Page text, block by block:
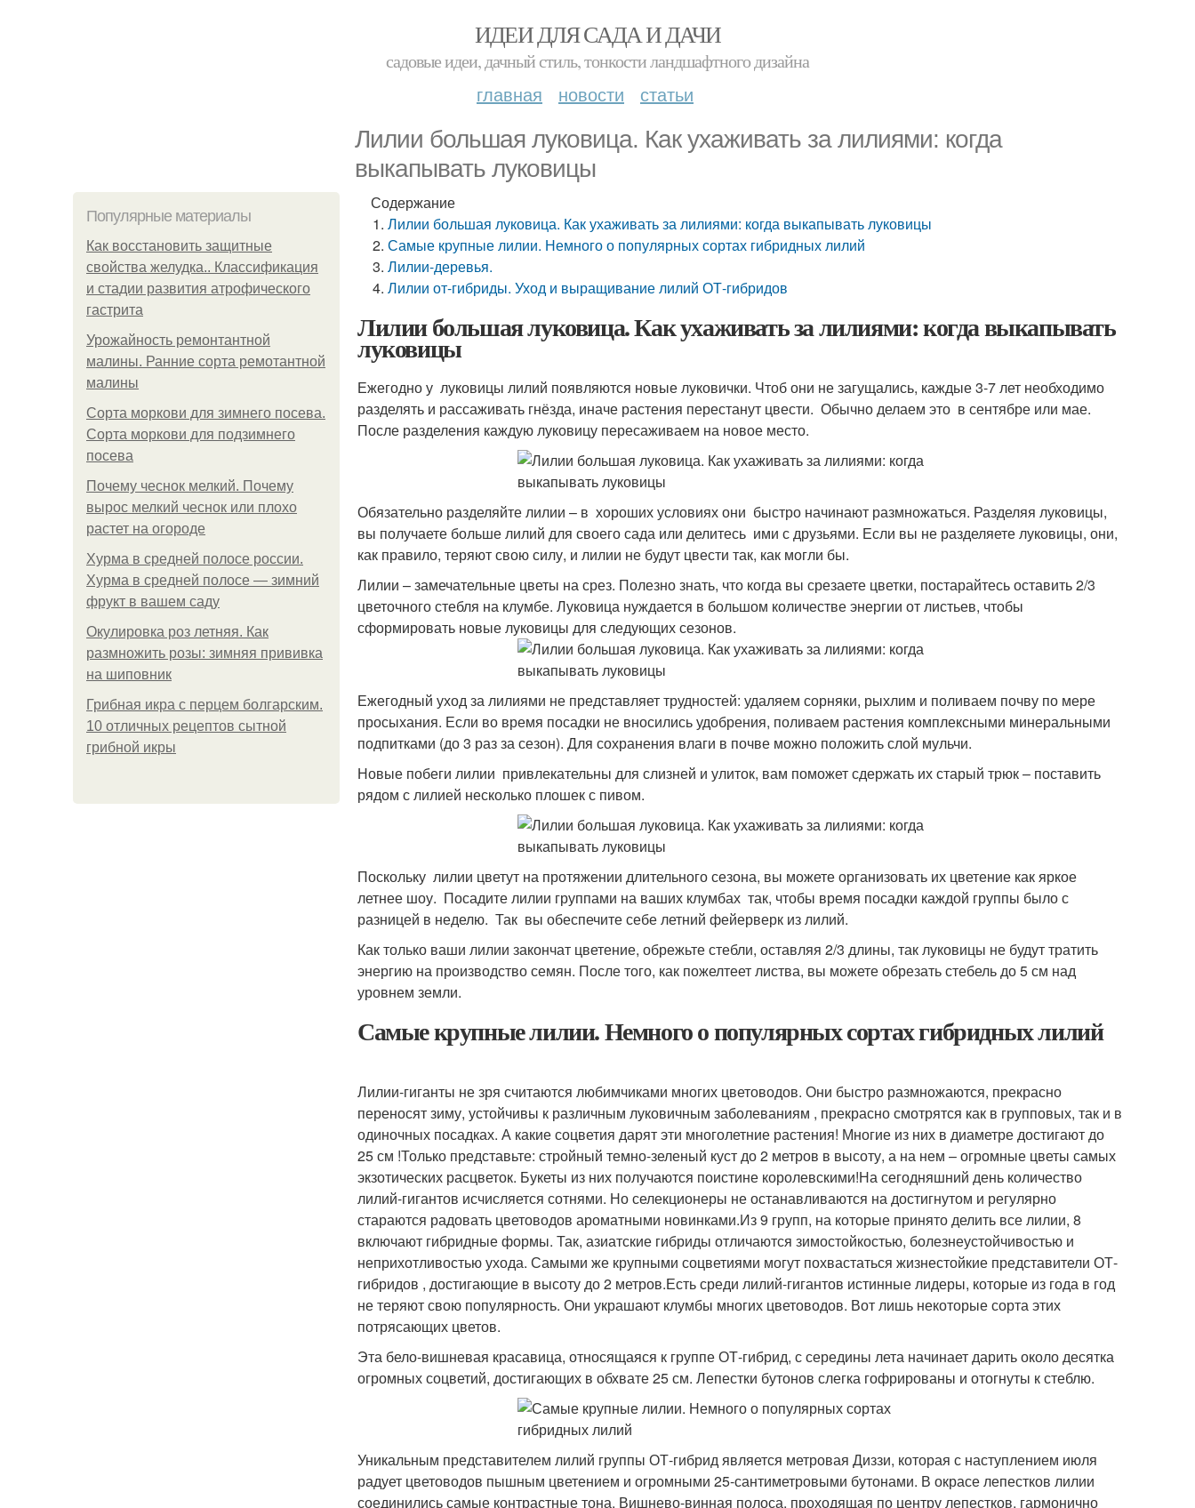
ИДЕИ ДЛЯ САДА И ДАЧИ
садовые идеи, дачный стиль, тонкости ландшафтного дизайна
главная новости статьи
Лилии большая луковица. Как ухаживать за лилиями: когда
выкапывать луковицы
Популярные материалы
Как восстановить защитные
свойства желудка.. Классификация
и стадии развития атрофического
гастрита
Урожайность ремонтантной
малины. Ранние сорта ремотантной
малины
Сорта моркови для зимнего посева.
Сорта моркови для подзимнего
посева
Почему чеснок мелкий. Почему
вырос мелкий чеснок или плохо
растет на огороде
Хурма в средней полосе россии.
Хурма в средней полосе — зимний
фрукт в вашем саду
Окулировка роз летняя. Как
размножить розы: зимняя прививка
на шиповник
Грибная икра с перцем болгарским.
10 отличных рецептов сытной
грибной икры
Содержание
Лилии большая луковица. Как ухаживать за лилиями: когда выкапывать луковицы
Самые крупные лилии. Немного о популярных сортах гибридных лилий
Лилии-деревья.
Лилии от-гибриды. Уход и выращивание лилий ОТ-гибридов
Лилии большая луковица. Как ухаживать за лилиями: когда выкапывать
луковицы
Ежегодно у луковицы лилий появляются новые луковички. Чтоб они не загущались, каждые 3-7 лет необходимо
разделять и рассаживать гнёзда, иначе растения перестанут цвести. Обычно делаем это в сентябре или мае.
После разделения каждую луковицу пересаживаем на новое место.
Обязательно разделяйте лилии – в хороших условиях они быстро начинают размножаться. Разделяя луковицы,
вы получаете больше лилий для своего сада или делитесь ими с друзьями. Если вы не разделяете луковицы, они,
как правило, теряют свою силу, и лилии не будут цвести так, как могли бы.
Лилии – замечательные цветы на срез. Полезно знать, что когда вы срезаете цветки, постарайтесь оставить 2/3
цветочного стебля на клумбе. Луковица нуждается в большом количестве энергии от листьев, чтобы
сформировать новые луковицы для следующих сезонов.
Ежегодный уход за лилиями не представляет трудностей: удаляем сорняки, рыхлим и поливаем почву по мере
просыхания. Если во время посадки не вносились удобрения, поливаем растения комплексными минеральными
подпитками (до 3 раз за сезон). Для сохранения влаги в почве можно положить слой мульчи.
Новые побеги лилии привлекательны для слизней и улиток, вам поможет сдержать их старый трюк – поставить
рядом с лилией несколько плошек с пивом.
Поскольку лилии цветут на протяжении длительного сезона, вы можете организовать их цветение как яркое
летнее шоу. Посадите лилии группами на ваших клумбах так, чтобы время посадки каждой группы было с
разницей в неделю. Так вы обеспечите себе летний фейерверк из лилий.
Как только ваши лилии закончат цветение, обрежьте стебли, оставляя 2/3 длины, так луковицы не будут тратить
энергию на производство семян. После того, как пожелтеет листва, вы можете обрезать стебель до 5 см над
уровнем земли.
Самые крупные лилии. Немного о популярных сортах гибридных лилий
Лилии-гиганты не зря считаются любимчиками многих цветоводов. Они быстро размножаются, прекрасно
переносят зиму, устойчивы к различным луковичным заболеваниям , прекрасно смотрятся как в групповых, так и в
одиночных посадках. А какие соцветия дарят эти многолетние растения! Многие из них в диаметре достигают до
25 см !Только представьте: стройный темно-зеленый куст до 2 метров в высоту, а на нем – огромные цветы самых
экзотических расцветок. Букеты из них получаются поистине королевскими!На сегодняшний день количество
лилий-гигантов исчисляется сотнями. Но селекционеры не останавливаются на достигнутом и регулярно
стараются радовать цветоводов ароматными новинками.Из 9 групп, на которые принято делить все лилии, 8
включают гибридные формы. Так, азиатские гибриды отличаются зимостойкостью, болезнеустойчивостью и
неприхотливостью ухода. Самыми же крупными соцветиями могут похвастаться жизнестойкие представители ОТ-
гибридов , достигающие в высоту до 2 метров.Есть среди лилий-гигантов истинные лидеры, которые из года в год
не теряют свою популярность. Они украшают клумбы многих цветоводов. Вот лишь некоторые сорта этих
потрясающих цветов.
Эта бело-вишневая красавица, относящаяся к группе ОТ-гибрид, с середины лета начинает дарить около десятка
огромных соцветий, достигающих в обхвате 25 см. Лепестки бутонов слегка гофрированы и отогнуты к стеблю.
Уникальным представителем лилий группы ОТ-гибрид является метровая Диззи, которая с наступлением июля
радует цветоводов пышным цветением и огромными 25-сантиметровыми бутонами. В окрасе лепестков лилии
соединились самые контрастные тона. Вишнево-винная полоса, проходящая по центру лепестков, гармонично